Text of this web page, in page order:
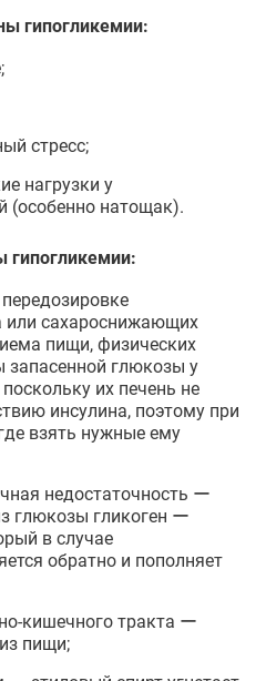
гипогликемии:
стресс;
нагрузки у
(особенно натощак).
гипогликемии:
или сахароснижающих
пищи, физических
запасенной глюкозы у
их печень не
инсулина, поэтому при
взять нужные ему
недостаточность ー
глюкозы гликоген ー
в случае
обратно и пополняет
кишечного тракта ー
пищи;